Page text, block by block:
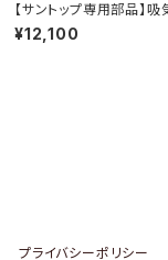
【サントップ専用部品】吸
¥12,100
プライバシーポリシー